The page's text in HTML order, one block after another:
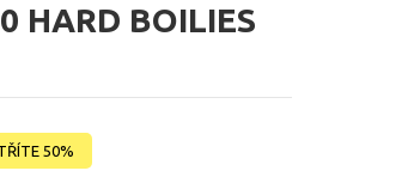
HARD BOILIES
50%